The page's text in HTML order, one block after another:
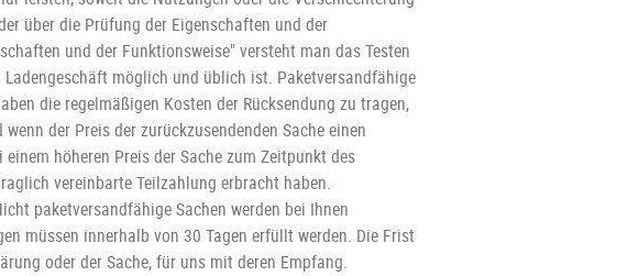
über die Prüfung der Eigenschaften und der
und der Funktionsweise" versteht man das Testen
möglich und üblich ist. Paketversandfähige
die regelmäßigen Kosten der Rücksendung zu tragen,
der Preis der zurückzusendenden Sache einen
höheren Preis der Sache zum Zeitpunkt des
vereinbarte Teilzahlung erbracht haben.
paketversandfähige Sachen werden bei Ihnen
müssen innerhalb von 30 Tagen erfüllt werden. Die Frist
oder der Sache, für uns mit deren Empfang.